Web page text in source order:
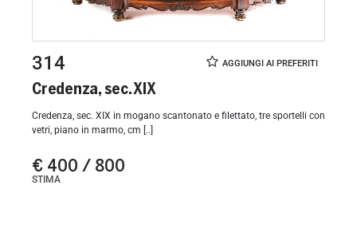
314
Credenza, sec. XIX
Credenza, sec. XIX in mogano scantonato e filettato, tre sportelli con
vetri, piano in marmo, cm [..]
€ 400 / 800
STIMA